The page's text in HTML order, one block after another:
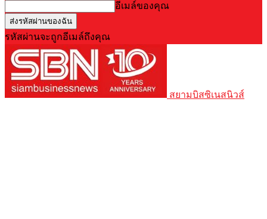
อีเมล์ของคุณ
รหัสผ่านจะถูกอีเมล์ถึงคุณ
สยามบิสซิเนสนิวส์